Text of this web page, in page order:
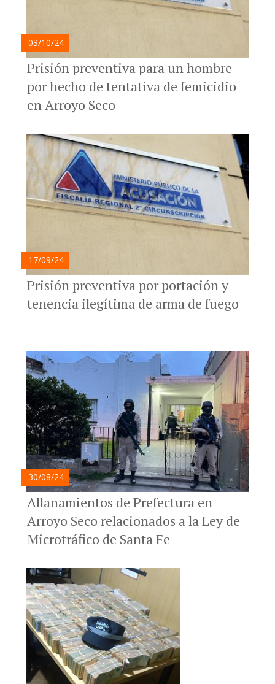
03/10/24
Prisión preventiva para un hombre
por hecho de tentativa de femicidio
en Arroyo Seco
17/09/24
Prisión preventiva por portación y
tenencia ilegítima de arma de fuego
30/08/24
Allanamientos de Prefectura en
Arroyo Seco relacionados a la Ley de
Microtráfico de Santa Fe